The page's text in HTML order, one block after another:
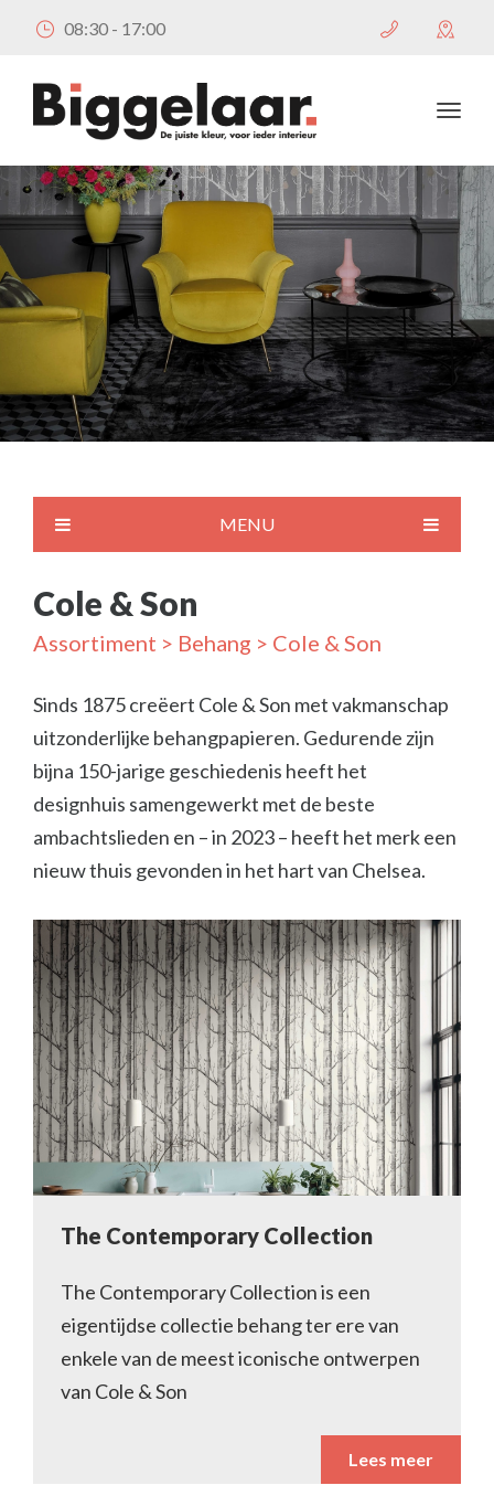
08:30 - 17:00
MENU
Cole & Son
Assortiment > Behang > Cole & Son
Sinds 1875 creëert Cole & Son met vakmanschap
uitzonderlijke behangpapieren. Gedurende zijn
bijna 150-jarige geschiedenis heeft het
designhuis samengewerkt met de beste
ambachtslieden en – in 2023 – heeft het merk een
nieuw thuis gevonden in het hart van Chelsea.
The Contemporary Collection
The Contemporary Collection is een
eigentijdse collectie behang ter ere van
enkele van de meest iconische ontwerpen
van Cole & Son
Lees meer